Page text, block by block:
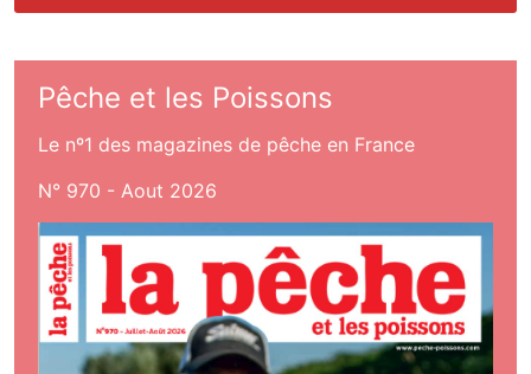
Pêche et les Poissons
Le nº1 des magazines de pêche en France
N° 970 - Aout 2026